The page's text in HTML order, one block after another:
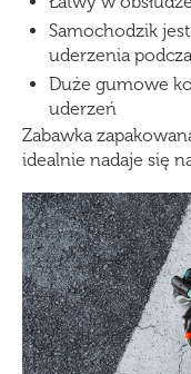
Samochodzik
uderzenia
Duże gumowe
uderzeń
Zabawka
idealnie nadaje się